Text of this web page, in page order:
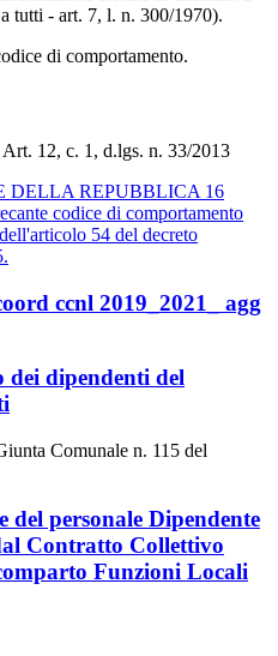
tutti - art. 7, l. n. 300/1970).
di comportamento.
12, c. 1, d.lgs. n. 33/2013
DELLA REPUBBLICA 16
codice di comportamento
54 del decreto
ccnl 2019_2021_ agg
dei dipendenti del
Comunale n. 115 del
del personale Dipendente
Contratto Collettivo
Funzioni Locali